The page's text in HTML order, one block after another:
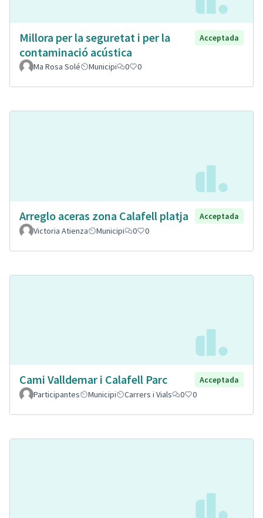
Millora per la seguretat i per la
contaminació acústica
Acceptada
Ma Rosa Solé Municipi 0 0
Arreglo aceras zona Calafell platja
Acceptada
Victoria Atienza
Municipi 0 0
Cami Valldemar i Calafell Parc
Acceptada
Participantes
Municipi Carrers i Vials 0 0